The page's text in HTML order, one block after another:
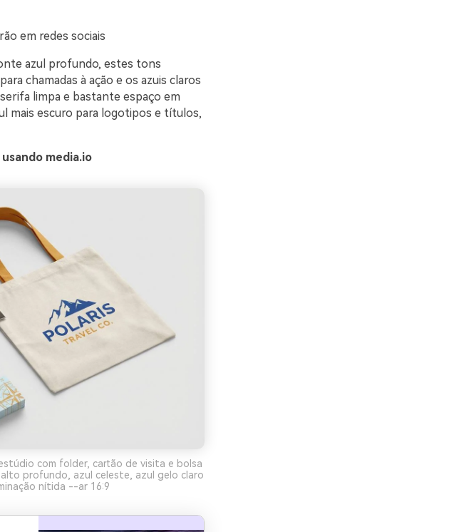
em redes sociais
azul profundo, estes tons
chamadas à ação e os azuis claros
limpa e bastante espaço em
mais escuro para logotipos e títulos,
media.io
com folder, cartão de visita e bolsa
profundo, azul celeste, azul gelo claro
nítida --ar 16:9